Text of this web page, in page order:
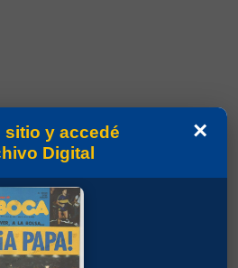
×
sitio y accedé
Digital